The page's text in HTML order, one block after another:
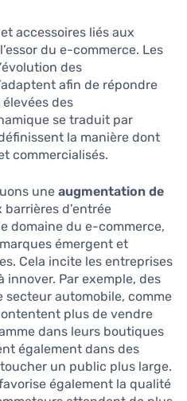
accessoires liés aux
du e-commerce. Les
des
afin de répondre
des
se traduit par
la manière dont
commercialisés.
une augmentation de
barrières d’entrée
domaine du e-commerce,
émergent et
Cela incite les entreprises
innover. Par exemple, des
secteur automobile, comme
plus de vendre
dans leurs boutiques
également dans des
un public plus large.
également la qualité